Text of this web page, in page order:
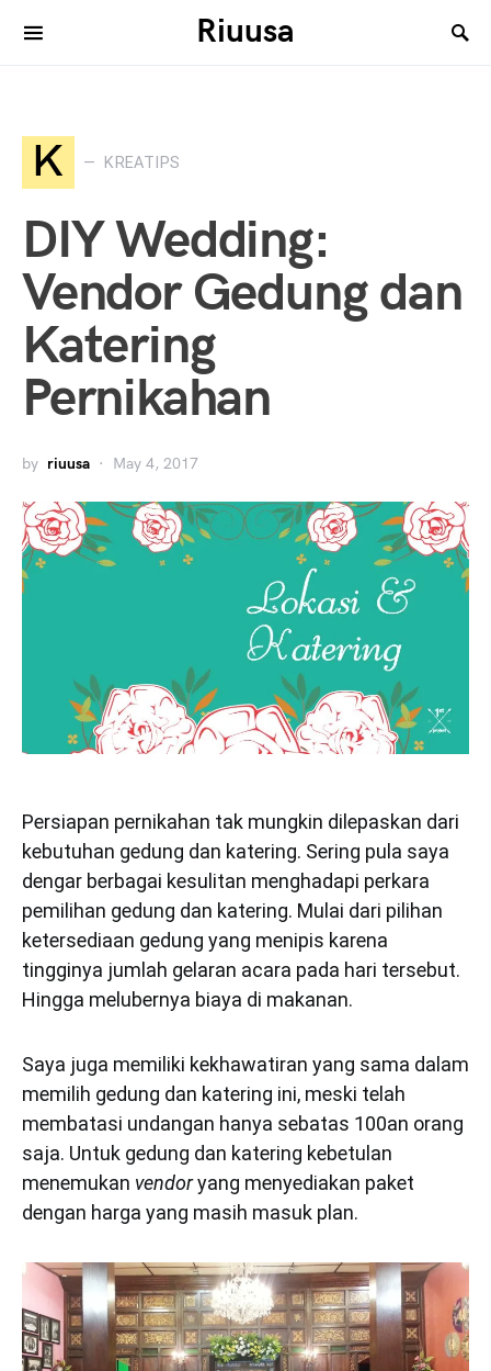
Riuusa
Search for:
K KREATIPS
DIY Wedding:
Vendor Gedung dan
Katering
Pernikahan
by riuusa May 4, 2017
Persiapan pernikahan tak mungkin dilepaskan dari
kebutuhan gedung dan katering. Sering pula saya
dengar berbagai kesulitan menghadapi perkara
pemilihan gedung dan katering. Mulai dari pilihan
ketersediaan gedung yang menipis karena
tingginya jumlah gelaran acara pada hari tersebut.
Hingga melubernya biaya di makanan.
Saya juga memiliki kekhawatiran yang sama dalam
memilih gedung dan katering ini, meski telah
membatasi undangan hanya sebatas 100an orang
saja. Untuk gedung dan katering kebetulan
menemukan vendoryang menyediakan paket
dengan harga yang masih masuk plan.